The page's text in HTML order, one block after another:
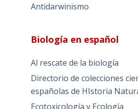
Antidarwinismo
Biología en español
Al rescate de la biología
Directorio de colecciones
españolas de HIstoria
Ecotoxicología y Ecología